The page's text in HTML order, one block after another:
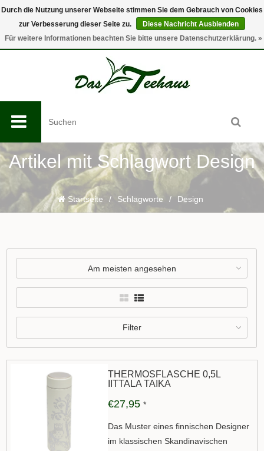
0
Artikel mit Schlagwort Design
Startseite / Schlagworte / Design
Am meisten angesehen
Filter
THERMOSFLASCHE 0,5L
IITTALA TAIKA
€27,95 *
Das Muster eines finnischen Designer
im klassischen Skandinavischen
Durch die Nutzung unserer Webseite stimmen Sie dem Gebrauch von Cookies
zur Verbesserung dieser Seite zu.
Diese Nachricht Ausblenden
Für weitere Informationen beachten Sie bitte unsere Datenschutzerklärung. »